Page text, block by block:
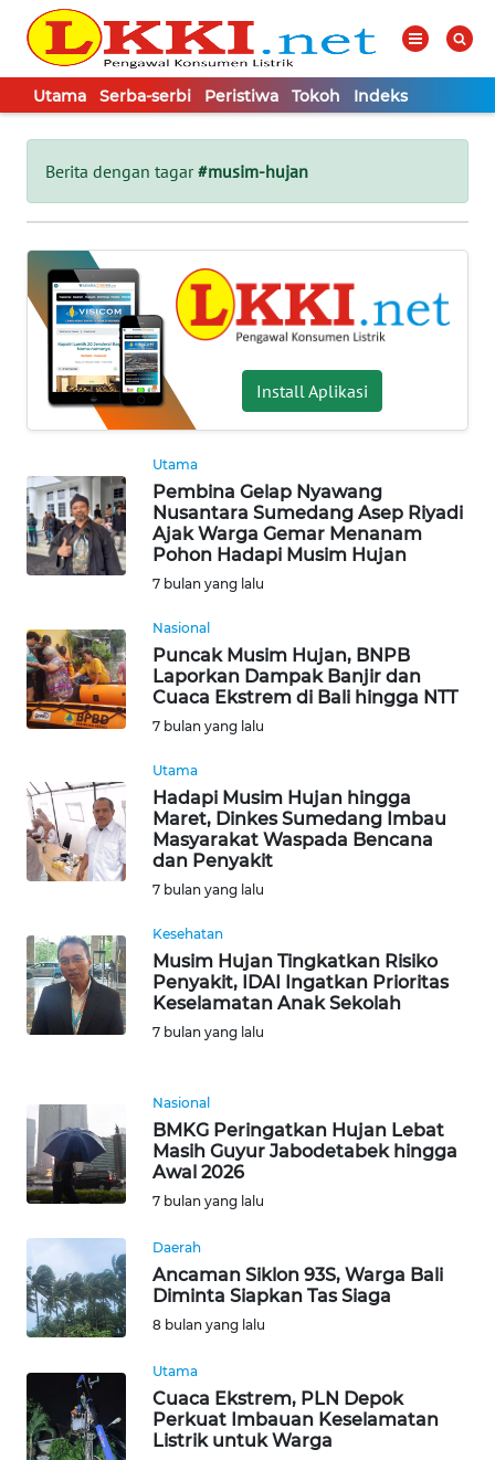
Utama Serba-serbi Peristiwa Tokoh Indeks
Berita dengan tagar#musim-hujan
Install Aplikasi
Utama
Pembina Gelap Nyawang
Nusantara Sumedang Asep Riyadi
Ajak Warga Gemar Menanam
Pohon Hadapi Musim Hujan
7 bulan yang lalu
Nasional
Puncak Musim Hujan, BNPB
Laporkan Dampak Banjir dan
Cuaca Ekstrem di Bali hingga NTT
7 bulan yang lalu
Utama
Hadapi Musim Hujan hingga
Maret, Dinkes Sumedang Imbau
Masyarakat Waspada Bencana
dan Penyakit
7 bulan yang lalu
Kesehatan
Musim Hujan Tingkatkan Risiko
Penyakit, IDAI Ingatkan Prioritas
Keselamatan Anak Sekolah
7 bulan yang lalu
Nasional
BMKG Peringatkan Hujan Lebat
Masih Guyur Jabodetabek hingga
Awal 2026
7 bulan yang lalu
Daerah
Ancaman Siklon 93S, Warga Bali
Diminta Siapkan Tas Siaga
8 bulan yang lalu
Utama
Cuaca Ekstrem, PLN Depok
Perkuat Imbauan Keselamatan
Listrik untuk Warga
Tutup
UTAMA
SERBA-
SERBI
PERISTIWA
TOKOH
Informasi
INDEKS
BERITA
KAMI
INFO
IKLAN
TENTANG
KAMI
PEDOMAN
REDAKSI
KARIR
Wahana
News
Regional
WN
SUMUT
WN
WN
JABAR